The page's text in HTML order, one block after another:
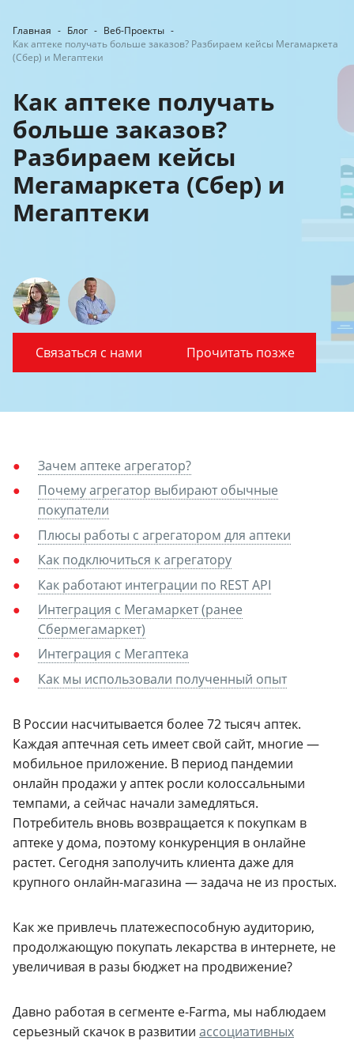
Главная - Блог - Веб-Проекты -
Как аптеке получать больше заказов? Разбираем кейсы Мегамаркета
(Сбер) и Мегаптеки
Как аптеке получать
больше заказов?
Разбираем кейсы
Мегамаркета (Сбер) и
Мегаптеки
Связаться с нами Прочитать позже
Зачем аптеке агрегатор?
Почему агрегатор выбирают обычные
покупатели
Плюсы работы с агрегатором для аптеки
Как подключиться к агрегатору
Как работают интеграции по REST API
Интеграция с Мегамаркет (ранее
Сбермегамаркет)
Интеграция с Мегаптека
Как мы использовали полученный опыт
В России насчитывается более 72 тысяч аптек.
Каждая аптечная сеть имеет свой сайт, многие —
мобильное приложение. В период пандемии
онлайн продажи у аптек росли колоссальными
темпами, а сейчас начали замедляться.
Потребитель вновь возвращается к покупкам в
аптеке у дома, поэтому конкуренция в онлайне
растет. Сегодня заполучить клиента даже для
крупного онлайн-магазина — задача не из простых.
Как же привлечь платежеспособную аудиторию,
продолжающую покупать лекарства в интернете, не
увеличивая в разы бюджет на продвижение?
Давно работая в сегменте e-Farma, мы наблюдаем
серьезный скачок в развитии ассоциативных